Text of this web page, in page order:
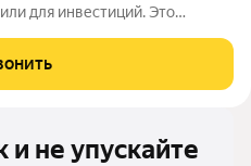
для инвестиций. Это
для жизни. Вся площадь будет
и не упускайте